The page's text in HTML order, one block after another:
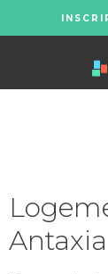
Antaxia